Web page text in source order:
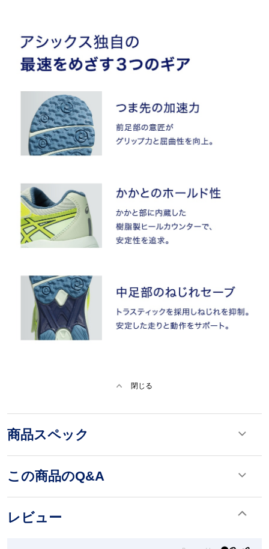
閉じる
商品スペック
この商品のQ&A
レビュー